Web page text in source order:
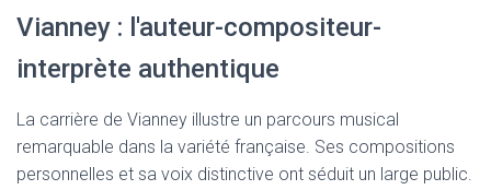
Vianney : l'auteur-compositeur-
interprète authentique
La carrière de Vianney illustre un parcours musical
remarquable dans la variété française. Ses compositions
personnelles et sa voix distinctive ont séduit un large public.